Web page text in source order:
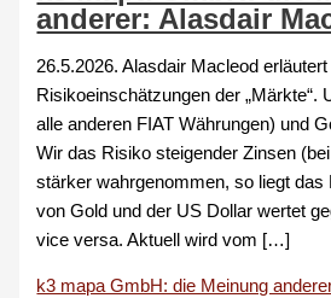
anderer: Alasdair
26.5.2026. Alasdair Macleod
Risikoeinschätzungen der „Märkte“.
alle anderen FIAT Währungen) und
Wir das Risiko steigender Zinsen
stärker wahrgenommen, so liegt das
von Gold und der US Dollar wertet
vice versa. Aktuell wird vom […]
k3 mapa GmbH: die Meinung